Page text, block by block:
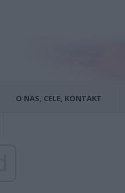
O NAS, CELE, KONTAKT